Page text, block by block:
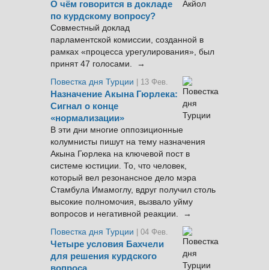
О чём говорится в докладе
по курдскому вопросу?
Совместный доклад
парламентской комиссии, созданной в
рамках «процесса урегулирования», был
принят 47 голосами. →
Повестка дня Турции
| 13 Фев.
Назначение Акына Гюрлека:
Сигнал о конце
«нормализации»
В эти дни многие оппозиционные
колумнисты пишут на тему назначения
Акына Гюрлека на ключевой пост в
системе юстиции. То, что человек,
который вел резонансное дело мэра
Стамбула Имамоглу, вдруг получил столь
высокие полномочия, вызвало уйму
вопросов и негативной реакции. →
Повестка дня Турции
| 04 Фев.
Четыре условия Бахчели
для решения курдского